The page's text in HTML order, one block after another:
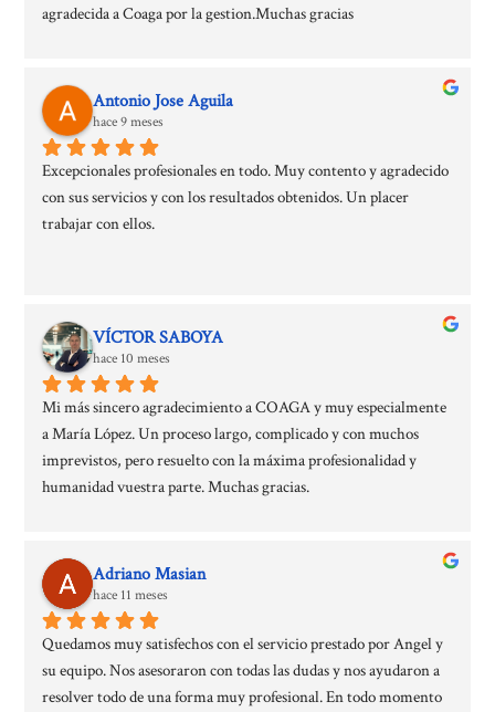
agradecida a Coaga por la gestion.Muchas gracias
Antonio Jose Aguila
hace 9 meses
Excepcionales profesionales en todo. Muy contento y agradecido
con sus servicios y con los resultados obtenidos. Un placer
trabajar con ellos.
VÍCTOR SABOYA
hace 10 meses
Mi más sincero agradecimiento a COAGA y muy especialmente
a María López. Un proceso largo, complicado y con muchos
imprevistos, pero resuelto con la máxima profesionalidad y
humanidad vuestra parte. Muchas gracias.
Adriano Masian
hace 11 meses
Quedamos muy satisfechos con el servicio prestado por Angel y
su equipo. Nos asesoraron con todas las dudas y nos ayudaron a
resolver todo de una forma muy profesional. En todo momento